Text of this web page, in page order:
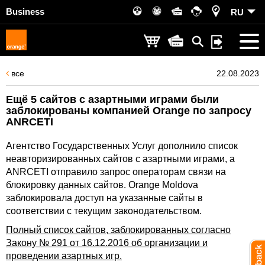
Business RU
все 22.08.2023
Ещё 5 сайтов с азартными играми были
заблокированы компанией Orange по запросу
ANRCETI
Агентство Государственных Услуг дополнило список
неавторизированных сайтов с азартными играми, а
ANRCETI отправило запрос операторам связи на
блокировку данных сайтов. Orange Moldova
заблокировала доступ на указанные сайты в
соответствии с текущим законодательством.
Полный список сайтов, заблокированных согласно
Закону № 291 от 16.12.2016 об организации и
проведении азартных игр.